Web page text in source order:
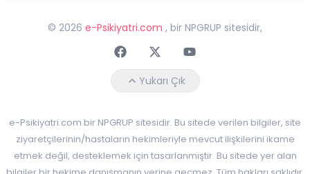
© 2026 e-Psikiyatri.com , bir NPGRUP sitesidir,
FaceebokTwitterYoutube
Yukarı Çık
e-Psikiyatri.com bir NPGRUP sitesidir. Bu sitede verilen bilgiler, site
ziyaretçilerinin/hastaların hekimleriyle mevcut ilişkilerini ikame
etmek değil, desteklemek için tasarlanmıştır. Bu sitede yer alan